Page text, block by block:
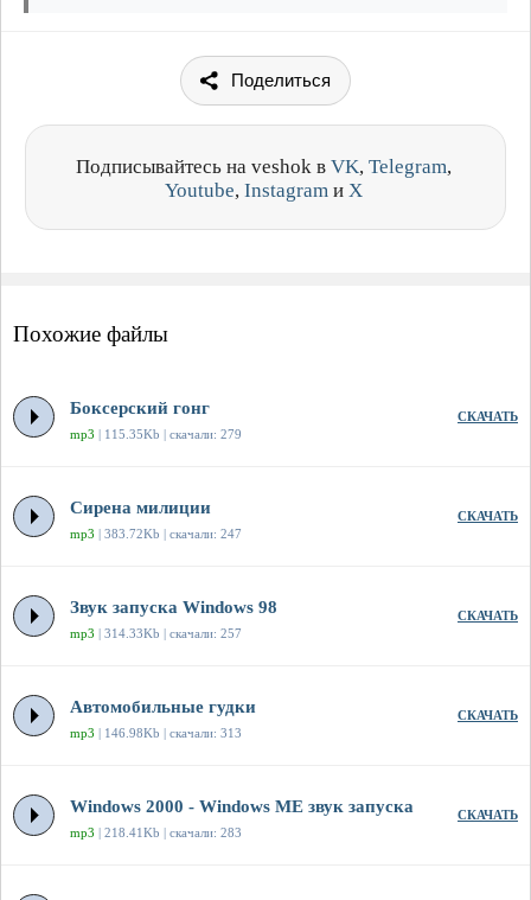
Поделиться
Подписывайтесь на veshok в VK, Telegram,
Youtube, Instagram и X
Похожие файлы
Боксерский гонг
mp3 | 115.35Kb | скачали: 279
СКАЧАТЬ
Сирена милиции
mp3 | 383.72Kb | скачали: 247
СКАЧАТЬ
Звук запуска Windows 98
mp3 | 314.33Kb | скачали: 257
СКАЧАТЬ
Автомобильные гудки
mp3 | 146.98Kb | скачали: 313
СКАЧАТЬ
Windows 2000 - Windows ME звук запуска
mp3 | 218.41Kb | скачали: 283
СКАЧАТЬ